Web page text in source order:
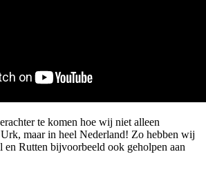
te komen hoe wij niet alleen
maar in heel Nederland! Zo hebben wij
en Rutten bijvoorbeeld ook geholpen aan